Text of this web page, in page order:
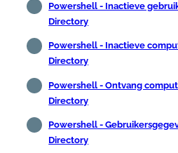
Powershell - Inactieve
Directory
Powershell - Inactieve
Directory
Powershell - Ontvang
Directory
Powershell -
Directory